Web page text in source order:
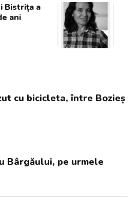
Bistrița a
ani
cu bicicleta, între Bozieș
Bârgăului, pe urmele